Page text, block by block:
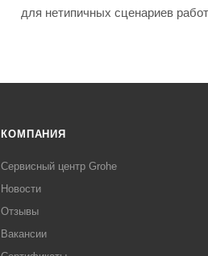
для нетипичных сценариев
КОМПАНИЯ
Сервисный центр Grohe
Новости
Отзывы
Вакансии